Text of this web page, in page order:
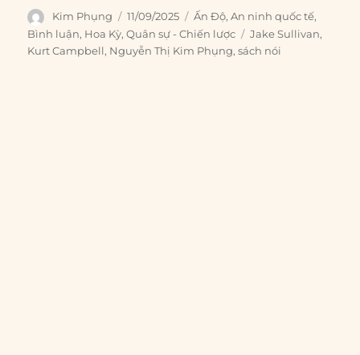
Author
Kim Phụng
Posted
on
11/09/2025 Categories
Ấn Độ,An ninh quốc tế,
Bình luận, Hoa Kỳ,Quân sự - Chiến lược Tags
Jake Sullivan,
Kurt Campbell, Nguyễn Thị Kim Phụng,sách nói